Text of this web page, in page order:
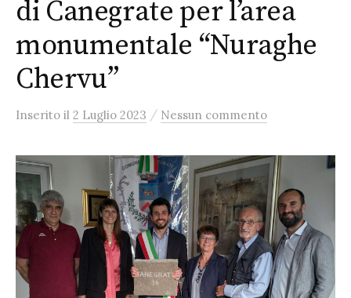
di Canegrate per l’area
monumentale “Nuraghe
Chervu”
Inserito il 2 Luglio 2023 / Nessun commento